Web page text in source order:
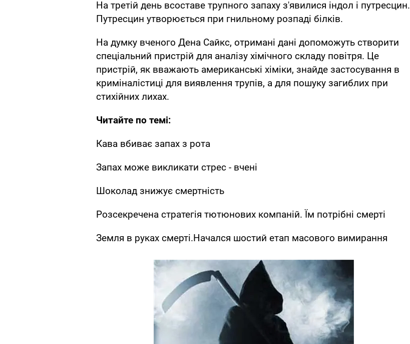
На третій день всоставе трупного запаху з'явилися індол і путресцин.
Путресцин утворюється при гнильному розпаді білків.
На думку вченого Дена Сайкс, отримані дані допоможуть створити
спеціальний пристрій для аналізу хімічного складу повітря. Це
пристрій, як вважають американські хіміки, знайде застосування в
криміналістиці для виявлення трупів, а для пошуку загиблих при
стихійних лихах.
Читайте по темі:
Кава вбиває запах з рота
Запах може викликати стрес - вчені
Шоколад знижує смертність
Розсекречена стратегія тютюнових компаній. Їм потрібні смерті
Земля в руках смерті.Начался шостий етап масового вимирання